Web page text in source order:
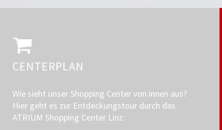
CENTERPLAN
Wie sieht unser Shopping Center von innen aus?
Hier geht es zur Entdeckungstour durch das
ATRIUM Shopping Center Linz.